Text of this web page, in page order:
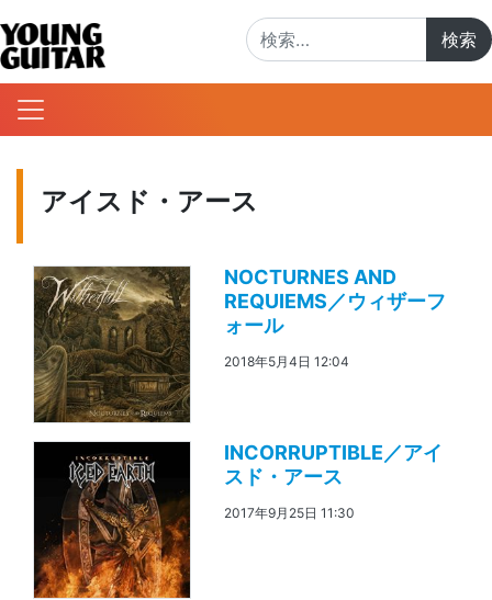
アイスド・アース
NOCTURNES AND
REQUIEMS／ウィザーフ
ォール
2018年5月4日 12:04
INCORRUPTIBLE／アイ
スド・アース
2017年9月25日 11:30